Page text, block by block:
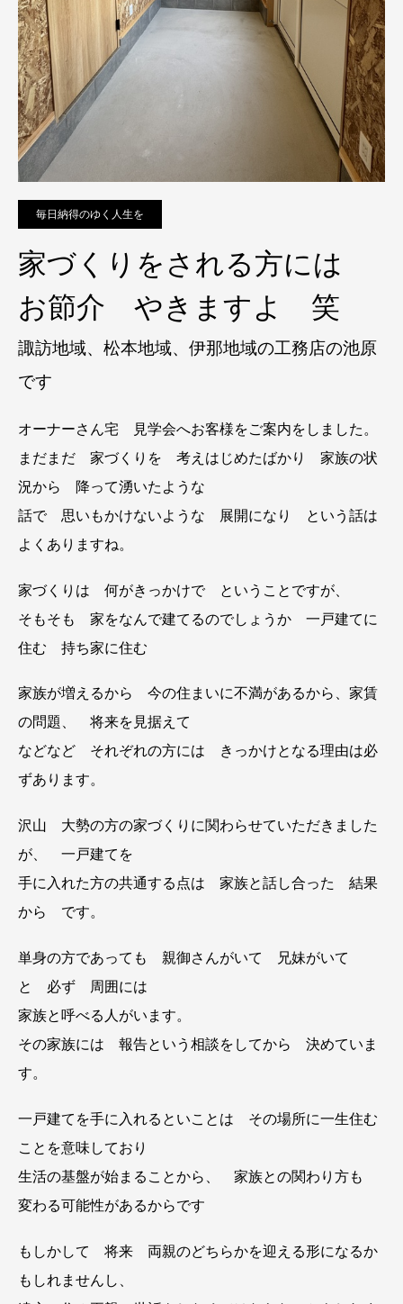
毎日納得のゆく人生を
家づくりをされる方には
お節介 やきますよ 笑
諏訪地域、松本地域、伊那地域の工務店の池原
です
オーナーさん宅 見学会へお客様をご案内をしました。
まだまだ 家づくりを 考えはじめたばかり 家族の状
況から 降って湧いたような
話で 思いもかけないような 展開になり という話は
よくありますね。
家づくりは 何がきっかけで ということですが、
そもそも 家をなんで建てるのでしょうか 一戸建てに
住む 持ち家に住む
家族が増えるから 今の住まいに不満があるから、家賃
の問題、 将来を見据えて
などなど それぞれの方には きっかけとなる理由は必
ずあります。
沢山 大勢の方の家づくりに関わらせていただきました
が、 一戸建てを
手に入れた方の共通する点は 家族と話し合った 結果
から です。
単身の方であっても 親御さんがいて 兄妹がいて
と 必ず 周囲には
家族と呼べる人がいます。
その家族には 報告という相談をしてから 決めていま
す。
一戸建てを手に入れるといことは その場所に一生住む
ことを意味しており
生活の基盤が始まることから、 家族との関わり方も
変わる可能性があるからです
もしかして 将来 両親のどちらかを迎える形になるか
もしれませんし、